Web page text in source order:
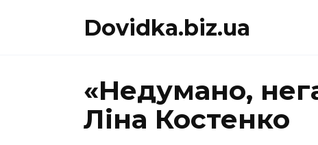
Dovidka.biz.ua
«Недумано,
Ліна Костенко